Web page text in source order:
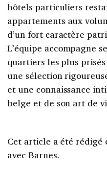
hôtels particuliers
appartements aux
d’un fort caractère
L’équipe accompagne
quartiers les plus
une sélection
et une connaissance
belge et de son art de
Cet article a été
avec Barnes.